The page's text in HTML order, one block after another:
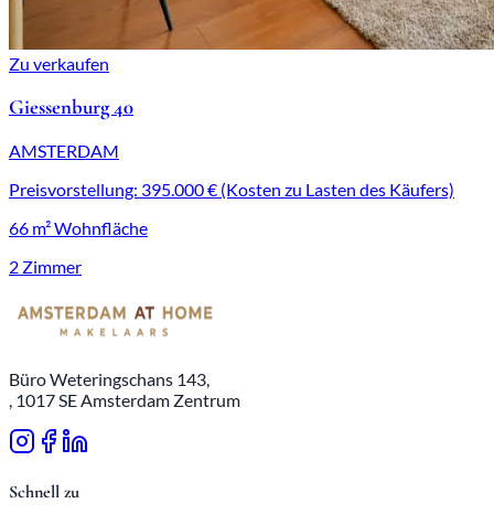
Zu verkaufen
Giessenburg 40
AMSTERDAM
Preisvorstellung: 395.000 € (Kosten zu Lasten des Käufers)
66 m² Wohnfläche
2 Zimmer
Büro Weteringschans 143,
, 1017 SE Amsterdam Zentrum
Schnell zu